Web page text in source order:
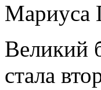
Мариуса
Великий
стала